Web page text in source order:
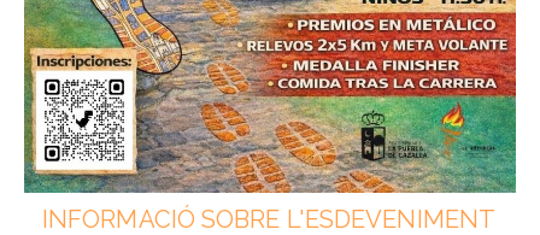
INFORMACIÓ SOBRE L'ESDEVENIMENT